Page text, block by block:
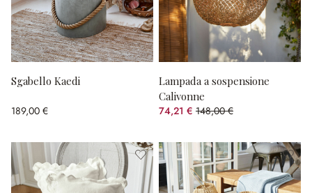
Sgabello Kaedi
189,00 €
Lampada a sospensione
Calivonne
74,21 € 148,00 €
(risparmio 49.86%)